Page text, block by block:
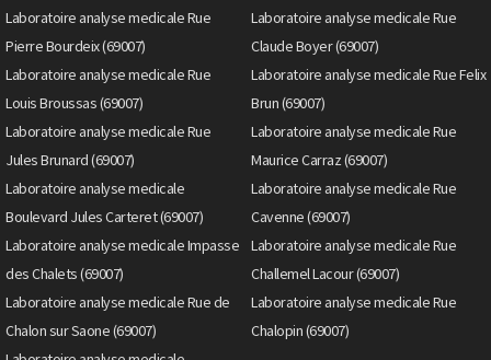
Laboratoire analyse medicale Rue
Pierre Bourdeix (69007)
Laboratoire analyse medicale Rue
Claude Boyer (69007)
Laboratoire analyse medicale Rue
Louis Broussas (69007)
Laboratoire analyse medicale Rue Felix
Brun (69007)
Laboratoire analyse medicale Rue
Jules Brunard (69007)
Laboratoire analyse medicale Rue
Maurice Carraz (69007)
Laboratoire analyse medicale
Boulevard Jules Carteret (69007)
Laboratoire analyse medicale Rue
Cavenne (69007)
Laboratoire analyse medicale Impasse
des Chalets (69007)
Laboratoire analyse medicale Rue
Challemel Lacour (69007)
Laboratoire analyse medicale Rue de
Chalon sur Saone (69007)
Laboratoire analyse medicale Rue
Chalopin (69007)